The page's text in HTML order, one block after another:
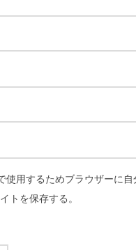
使用するためブラウザーに自
トを保存する。